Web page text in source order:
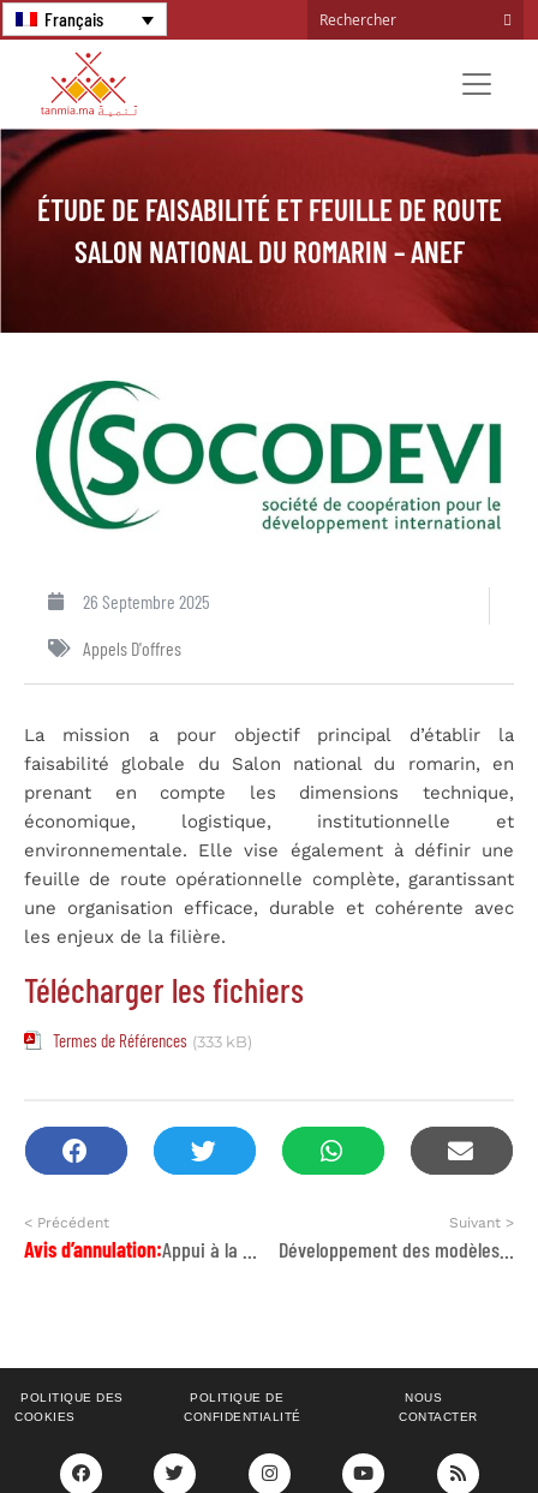
Français
ÉTUDE DE FAISABILITÉ ET FEUILLE DE ROUTE
SALON NATIONAL DU ROMARIN – ANEF
26 Septembre 2025
Appels D'offres
La mission a pour objectif principal d’établir la
faisabilité globale du Salon national du romarin, en
prenant en compte les dimensions technique,
économique, logistique, institutionnelle et
environnementale. Elle vise également à définir une
feuille de route opérationnelle complète, garantissant
une organisation efficace, durable et cohérente avec
les enjeux de la filière.
Télécharger les fichiers
Termes de Références (333 kB)
< Précédent
Avis d’annulation:Appui à la réalisation d’une étude de ligne de base dans le cadre du programme bilatéral Maroc Belgique 2024-2029
Suivant >
Développement des modèles et des procédures de collecte et de suivi des actions d’atténuation au niveau régional.
POLITIQUE DES
COOKIES
POLITIQUE DE
CONFIDENTIALITÉ
NOUS
CONTACTER